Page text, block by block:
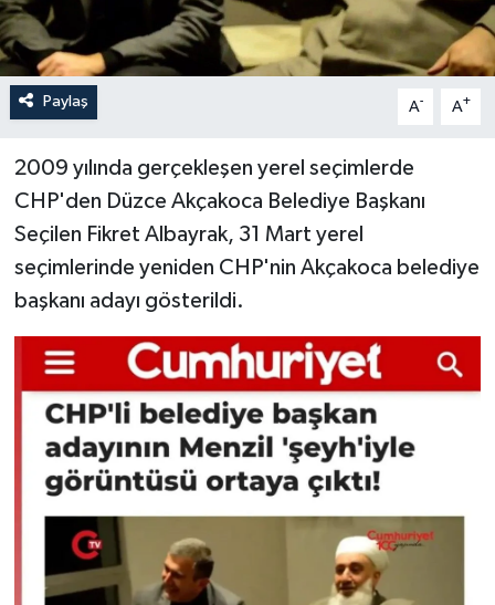
Paylaş A- A+
2009 yılında gerçekleşen yerel seçimlerde
CHP'den Düzce Akçakoca Belediye Başkanı
Seçilen Fikret Albayrak, 31 Mart yerel
seçimlerinde yeniden CHP'nin Akçakoca belediye
başkanı adayı gösterildi.